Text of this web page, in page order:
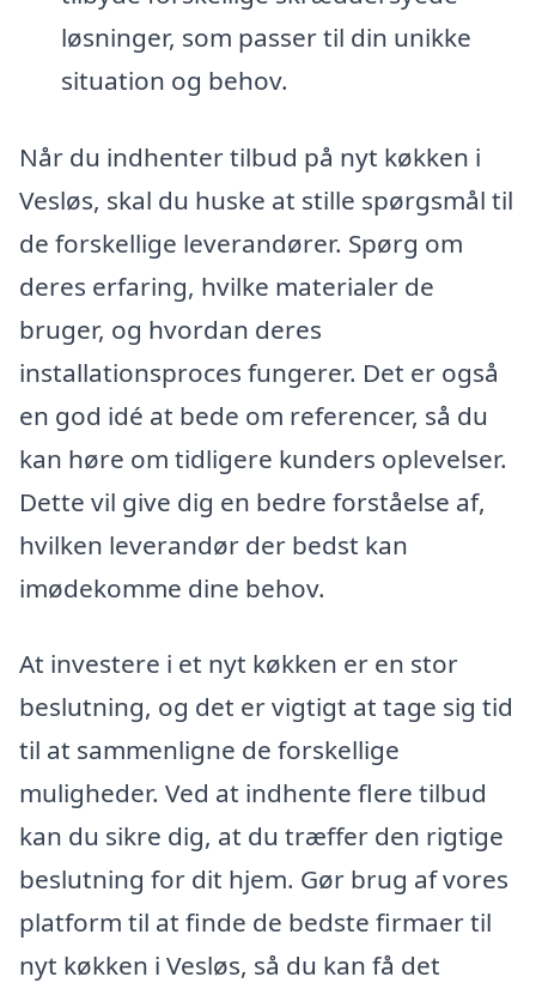
løsninger, som passer til din unikke
situation og behov.
Når du indhenter tilbud på nyt køkken i
Vesløs, skal du huske at stille spørgsmål til
de forskellige leverandører. Spørg om
deres erfaring, hvilke materialer de
bruger, og hvordan deres
installationsproces fungerer. Det er også
en god idé at bede om referencer, så du
kan høre om tidligere kunders oplevelser.
Dette vil give dig en bedre forståelse af,
hvilken leverandør der bedst kan
imødekomme dine behov.
At investere i et nyt køkken er en stor
beslutning, og det er vigtigt at tage sig tid
til at sammenligne de forskellige
muligheder. Ved at indhente flere tilbud
kan du sikre dig, at du træffer den rigtige
beslutning for dit hjem. Gør brug af vores
platform til at finde de bedste firmaer til
nyt køkken i Vesløs, så du kan få det